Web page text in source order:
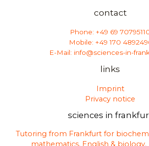
contact
Phone: +49 69
Mobile: +49 170
E-Mail: info@sciences-in-
links
Imprint
Privacy notice
sciences in
Tutoring from Frankfurt for
mathematics, English & biology.